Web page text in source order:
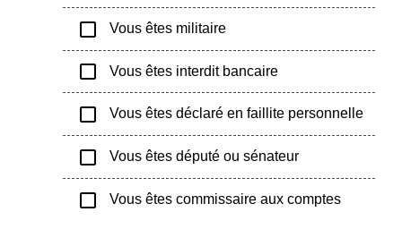
check_box_outline_blank Vous êtes militaire
check_box_outline_blank Vous êtes interdit bancaire
check_box_outline_blank Vous êtes déclaré en faillite personnelle
check_box_outline_blank Vous êtes député ou sénateur
check_box_outline_blank Vous êtes commissaire aux comptes